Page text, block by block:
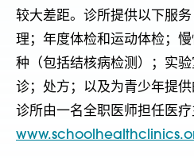
较大差距。诊所提供以下服
理；年度体检和运动体检；
种（包括结核病检测）；实
诊；处方；以及为青少年提
诊所由一名全职医师担任医疗